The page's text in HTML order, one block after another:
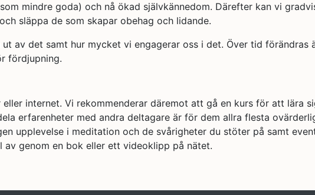
mindre goda) och nå ökad självkännedom. Därefter kan vi
släppa de som skapar obehag och lidande.
av det samt hur mycket vi engagerar oss i det. Över tid förändras
fördjupning.
internet. Vi rekommenderar däremot att gå en kurs för att lära
erfarenheter med andra deltagare är för dem allra flesta
upplevelse i meditation och de svårigheter du stöter på samt
genom en bok eller ett videoklipp på nätet.